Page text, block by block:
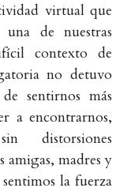
virtual que
de nuestras
contexto de
no detuvo
sentirnos más
a encontrarnos,
distorsiones
amigas, madres y
la fuerza